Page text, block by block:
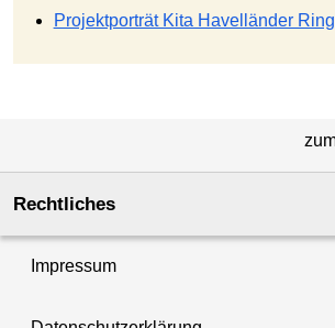
Projektporträt Kita Havelländer Ring
Rechtliches
Impressum